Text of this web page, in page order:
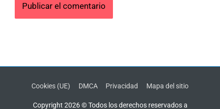
Cookies (UE) DMCA Privacidad Mapa del sitio
Copyright 2026 © Todos los derechos reservados a